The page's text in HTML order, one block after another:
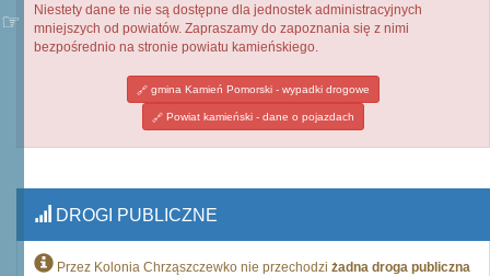
Niestety dane te nie są dostępne dla jednostek administracyjnych
mniejszych od powiatów. Zapraszamy do zapoznania się z nimi
bezpośrednio na stronie powiatu kamieńskiego.
gmina Kamień Pomorski - wypadki drogowe
Powiat kamieński - dane o pojazdach
DROGI PUBLICZNE
Przez Kolonia Chrząszczewko nie przechodzi żadna droga publiczna